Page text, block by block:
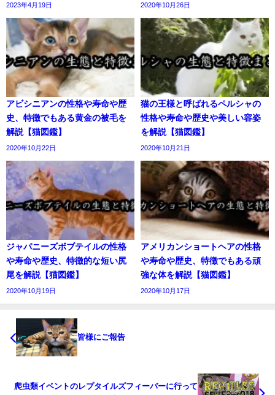
2023年4月19日 2020年10月26日
アビシニアンの性格や寿命や歴
史、特徴でもある黄金の被毛を
解説【猫図鑑】
2020年10月22日
猫の王様と呼ばれるペルシャの
性格や寿命や歴史や美しい容姿
を解説【猫図鑑】
2020年10月21日
ジャパニーズボブテイルの性格
や寿命や歴史、特徴的な短い尻
尾を解説【猫図鑑】
2020年10月19日
アメリカンショートヘアの性格
や寿命や歴史、特徴でもある頑
強な体を解説【猫図鑑】
2020年10月17日
皆様にご報告
爬虫類イベントのレプタイルズフィーバーに行って